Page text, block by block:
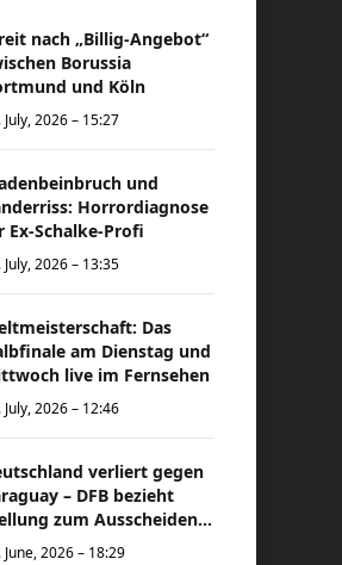
nach „Billig-Angebot“
Borussia
und Köln
July, 2026 – 15:27
und
Horrordiagnose
Ex-Schalke-Profi
July, 2026 – 13:35
Das
am Dienstag und
live im Fernsehen
July, 2026 – 12:46
verliert gegen
– DFB bezieht
zum Ausscheiden
der Weltmeisterschaft
June, 2026 – 18:29